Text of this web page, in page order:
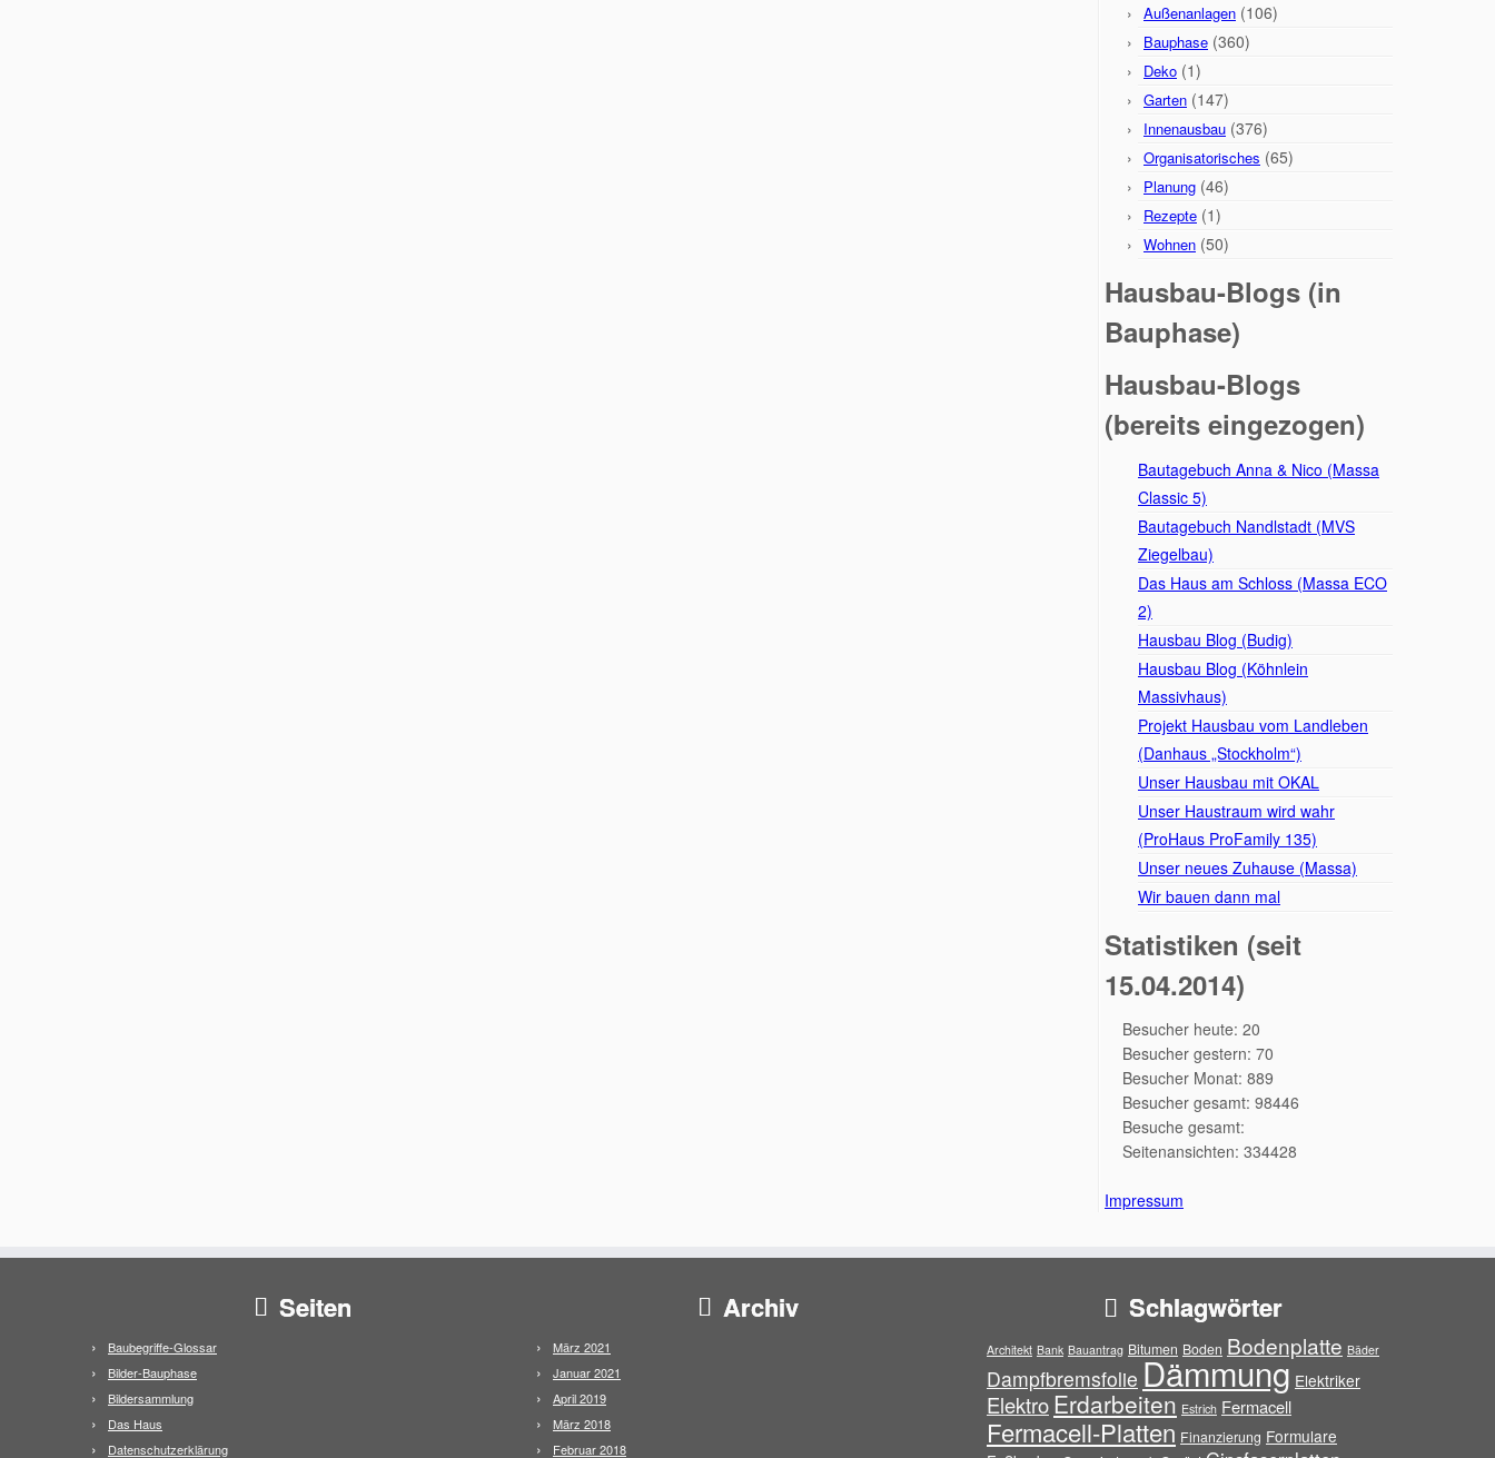
Außenanlagen (106)
Bauphase (360)
Deko (1)
Garten (147)
Innenausbau (376)
Organisatorisches (65)
Planung (46)
Rezepte (1)
Wohnen (50)
Hausbau-Blogs (in
Bauphase)
Hausbau-Blogs
(bereits eingezogen)
Bautagebuch Anna & Nico (Massa
Classic 5)
Bautagebuch Nandlstadt (MVS
Ziegelbau)
Das Haus am Schloss (Massa ECO
2)
Hausbau Blog (Budig)
Hausbau Blog (Köhnlein
Massivhaus)
Projekt Hausbau vom Landleben
(Danhaus „Stockholm“)
Unser Hausbau mit OKAL
Unser Haustraum wird wahr
(ProHaus ProFamily 135)
Unser neues Zuhause (Massa)
Wir bauen dann mal
Statistiken (seit
15.04.2014)
Besucher heute: 20
Besucher gestern: 70
Besucher Monat: 889
Besucher gesamt: 98446
Besuche gesamt:
Seitenansichten: 334428
Impressum
Seiten
Baubegriffe-Glossar
Bilder-Bauphase
Bildersammlung
Das Haus
Datenschutzerklärung
Archiv
März 2021
Januar 2021
April 2019
März 2018
Februar 2018
Schlagwörter
Architekt Bank Bauantrag Bitumen Boden Bodenplatte Bäder
Dampfbremsfolie Dämmung Elektriker
Elektro Erdarbeiten Estrich Fermacell
Fermacell-Platten Finanzierung Formulare